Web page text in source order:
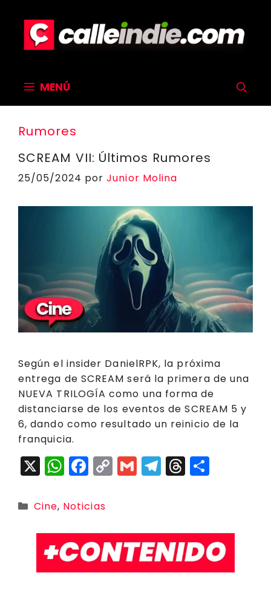
contenido
MENÚ
Rumores
SCREAM VII: Últimos Rumores
25/05/2024 porJunior Molina
Según el insider DanielRPK, la próxima
entrega de SCREAM será la primera de una
NUEVA TRILOGÍA como una forma de
distanciarse de los eventos de SCREAM 5 y
6, dando como resultado un reinicio de la
franquicia.
X W
h
a
A
p
p
F
a
c
b
o
o
C
o
Li
n
k
G
m
T
el
r
a
m
T
h
a
d
s
a
rt
ir
Categorías
Cine, Noticias